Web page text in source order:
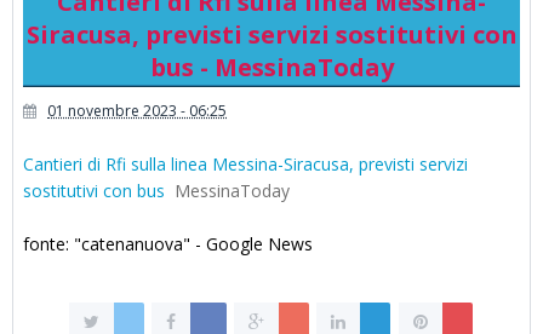
Siracusa, previsti servizi sostitutivi con
bus - MessinaToday
01 novembre 2023 - 06:25
Cantieri di Rfi sulla linea Messina-Siracusa, previsti servizi
sostitutivi con bus MessinaToday
fonte: "catenanuova" - Google News